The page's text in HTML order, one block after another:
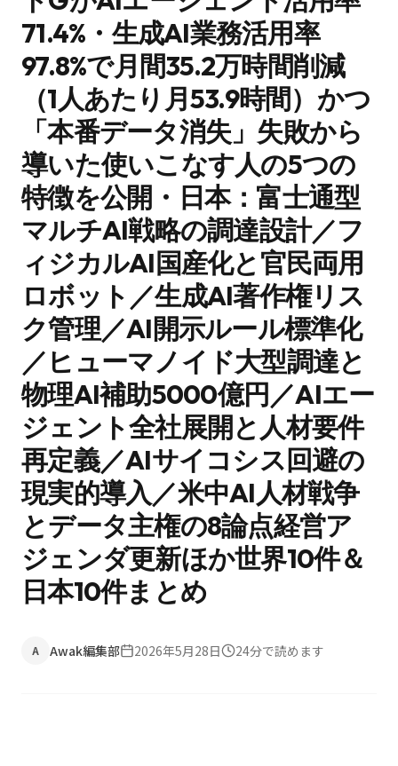
71.4%・生成AI業務活用率
97.8%で月間35.2万時間削減
（1人あたり月53.9時間）かつ
「本番データ消失」失敗から
導いた使いこなす人の5つの
特徴を公開・日本：富士通型
マルチAI戦略の調達設計／フ
ィジカルAI国産化と官民両用
ロボット／生成AI著作権リス
ク管理／AI開示ルール標準化
／ヒューマノイド大型調達と
物理AI補助5000億円／AIエー
ジェント全社展開と人材要件
再定義／AIサイコシス回避の
現実的導入／米中AI人材戦争
とデータ主権の8論点経営ア
ジェンダ更新ほか世界10件＆
日本10件まとめ
A Awak編集部 2026年5月28日 24分で読めます